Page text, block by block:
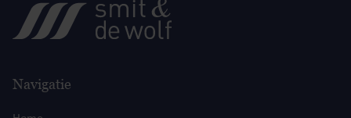
Navigatie